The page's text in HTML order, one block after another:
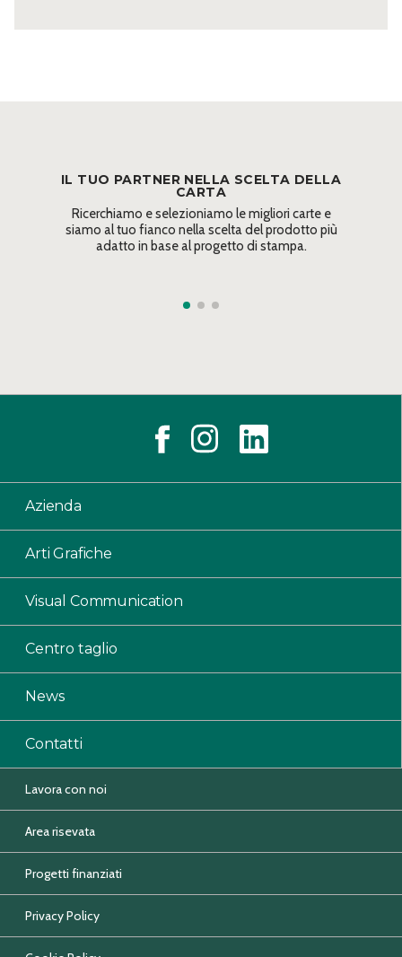
IL TUO PARTNER NELLA SCELTA DELLA
CARTA
Ricerchiamo e selezioniamo le migliori carte e
siamo al tuo fianco nella scelta del prodotto più
adatto in base al progetto di stampa.
Azienda
Arti Grafiche
Visual Communication
Centro taglio
News
Contatti
Lavora con noi
Area risevata
Progetti finanziati
Privacy Policy